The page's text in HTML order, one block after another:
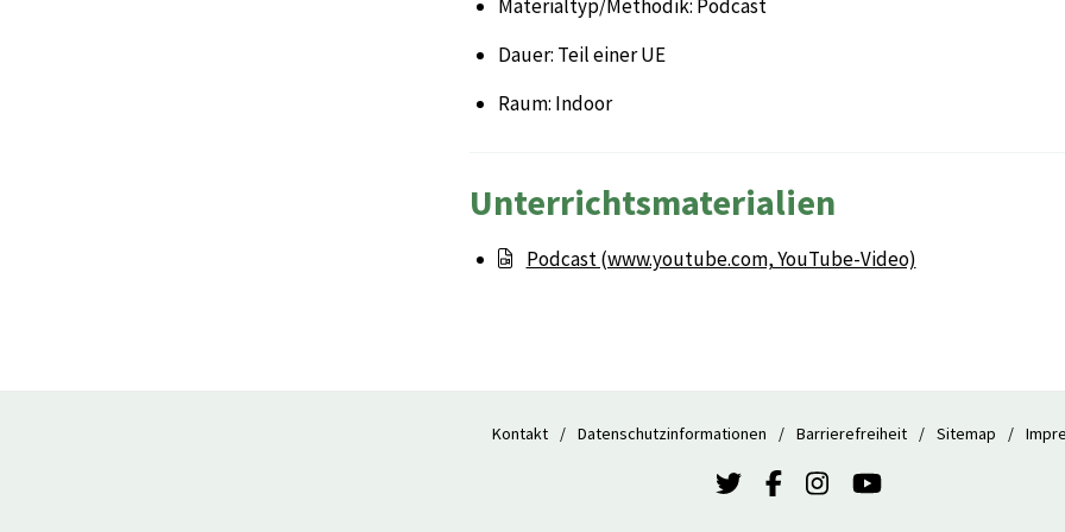
Materialtyp/Methodik: Podcast
Dauer: Teil einer UE
Raum: Indoor
Unterrichtsmaterialien
Podcast (www.youtube.com, YouTube-Video)
Kontakt Datenschutzinformationen Barrierefreiheit Sitemap